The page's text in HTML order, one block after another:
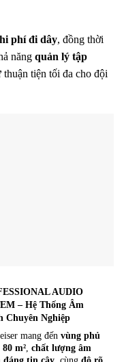
phí đi dây, đồng thời
năng quản lý tập
thuận tiện tối đa cho đội
AUDIO
– Hệ Thống Âm
Chuyên Nghiệp
mang đếnvùng phủ
m²,chất lượng âm